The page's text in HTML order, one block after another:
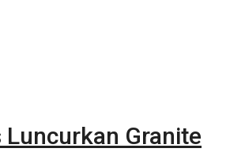
Luncurkan Granite